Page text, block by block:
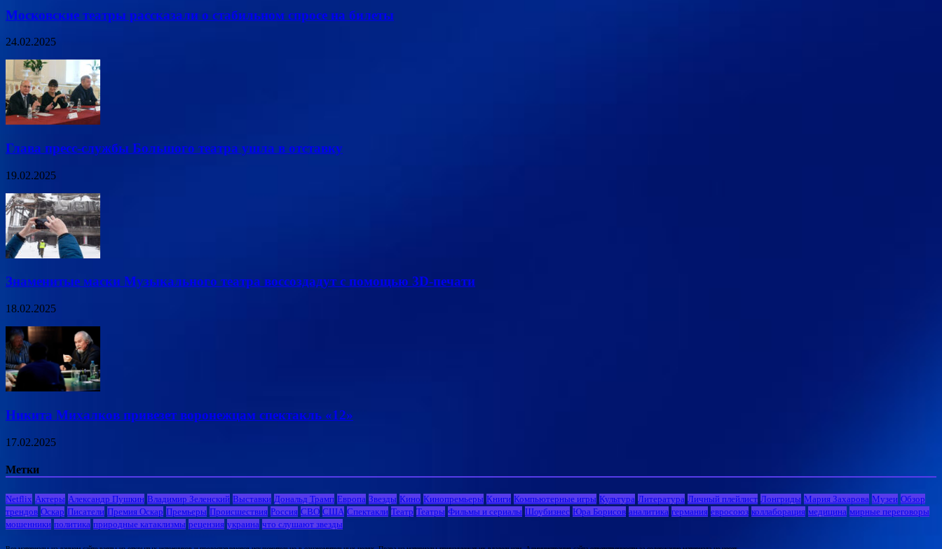
Московские театры рассказали о стабильном спросе на билеты
24.02.2025
Глава пресс-службы Большого театра ушла в отставку
19.02.2025
Знаменитые маски Музыкального театра воссоздадут с помощью 3D-печати
18.02.2025
Никита Михалков привезет воронежцам спектакль «12»
17.02.2025
Метки
Netflix Актеры Александр Пушкин Владимир Зеленский Выставки Дональд Трамп Европа Звезды Кино Кинопремьеры Книги Компьютерные игры Культура Литература Личный плейлист Лонгриды Мария Захарова Музеи Обзор
трендов Оскар Писатели Премия Оскар Премьеры Происшествия Россия СВО США Спектакли Театр Театры Фильмы и сериалы Шоубизнес Юра Борисов аналитика германия евросоюз коллаборация медицина мирные переговоры
мошенники политика природные катаклизмы рецензия украина что слушают звезды